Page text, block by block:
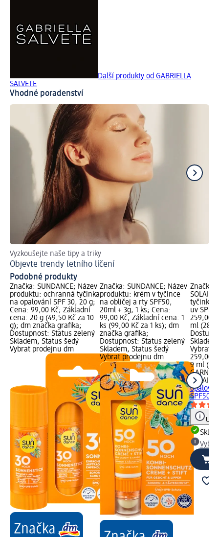
Další produkty od GABRIELLA
SALVETE
Vhodné poradenství
Vyzkoušejte naše tipy a triky
Objevte trendy letního líčení
Podobné produkty
Značka: SUNDANCE; Název
produktu: ochranná tyčinka
na opalování SPF 30, 20 g;
Cena: 99,00 Kč; Základní
cena: 20 g (49,50 Kč za 10
g); dm značka grafika;
Dostupnost: Status zelený
Skladem, Status šedý
Vybrat prodejnu dm
Značka: SUNDANCE; Název
produktu: krém v tyčince
na obličej a rty SPF50,
20ml + 3g, 1 ks; Cena:
99,00 Kč; Základní cena: 1
ks (99,00 Kč za 1 ks); dm
značka grafika;
Dostupnost: Status zelený
Skladem, Status šedý
Vybrat prodejnu dm
Značka:
tyčinka
uv
259,00
ml
Vybrat
259,00
9 ml
SOLAIRE
SPF50+,